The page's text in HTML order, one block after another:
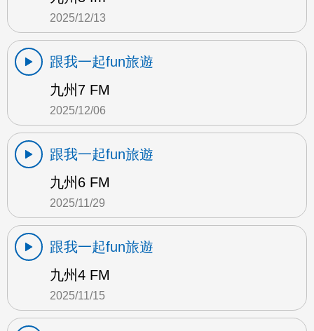
2025/12/13
跟我一起fun旅遊
九州7 FM
2025/12/06
跟我一起fun旅遊
九州6 FM
2025/11/29
跟我一起fun旅遊
九州4 FM
2025/11/15